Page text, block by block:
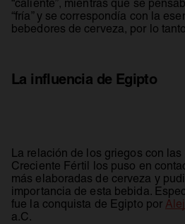
“caliente”, mientras que se
“fría” y se correspondía con la
bebedores de cerveza, por lo
La influencia de Egipto
La relación de los griegos con
Creciente Fértil los puso en
más elaboradas de cerveza y
importancia de esta bebida.
fue la conquista de Egipto por
a.C.